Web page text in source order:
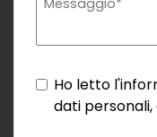
Ho letto
dati personali,